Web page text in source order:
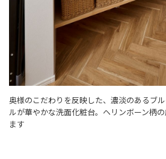
奥様のこだわりを反映した、濃淡のあるブ
ルが華やかな洗面化粧台。ヘリンボーン柄
ます